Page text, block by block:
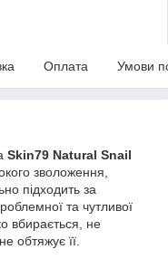
Оплата Умови
Skin79 Natural Snail
зволоження,
підходить за
та чутливої
вбирається, не
обтяжує її.